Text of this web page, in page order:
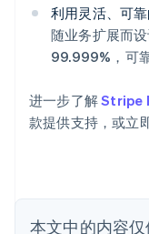
利用灵活、可
随业务扩展而
99.999%，可
进一步了解Stripe
款提供支持，或立
本文中的内容
English
奥地利
Deutsch English
澳大利亚
巴西
Português
English